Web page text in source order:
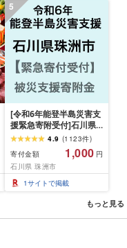
5
[令和6年能登半島災害支
援緊急寄附受付]石川県
珠洲市災害応援寄附金
(返礼品はありません)
4.9 (1123件)
寄付金額
1,000 円
石川県 珠洲市
1サイトで掲載
もっと見る